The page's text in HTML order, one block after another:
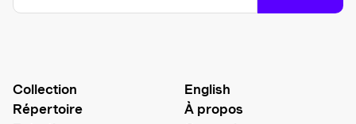
Collection
Répertoire
English
À propos